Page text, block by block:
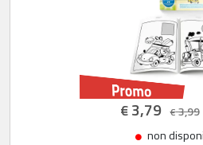
€3,79 €3,99
non